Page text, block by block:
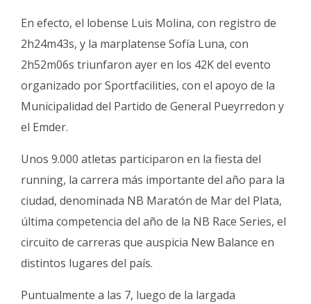
En efecto, el lobense Luis Molina, con registro de
2h24m43s, y la marplatense Sofía Luna, con
2h52m06s triunfaron ayer en los 42K del evento
organizado por Sportfacilities, con el apoyo de la
Municipalidad del Partido de General Pueyrredon y
el Emder.
Unos 9.000 atletas participaron en la fiesta del
running, la carrera más importante del año para la
ciudad, denominada NB Maratón de Mar del Plata,
última competencia del año de la NB Race Series, el
circuito de carreras que auspicia New Balance en
distintos lugares del país.
Puntualmente a las 7, luego de la largada